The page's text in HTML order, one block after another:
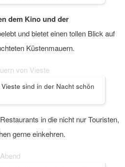
dem Kino und der
und bietet einen tollen Blick auf
Küstenmauern.
sind in der Nacht schön
in die nicht nur Touristen,
gerne einkehren.